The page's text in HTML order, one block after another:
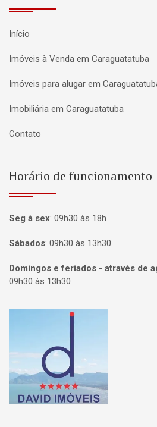
Início
Imóveis à Venda em Caraguatatuba
Imóveis para alugar em
Imobiliária em Caraguatatuba
Contato
Horário de funcionamento
Seg à sex: 09h30 às 18h
Sábados: 09h30 às 13h30
Domingos e feriados - através de
09h30 às 13h30
Página inicial